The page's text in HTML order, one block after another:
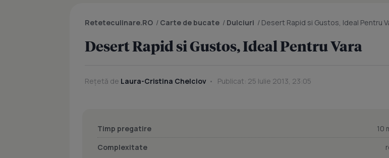
Reteteculinare.RO / Carte de bucate / Dulciuri / Desert Rapid si Gustos, Ideal Pentru
Desert Rapid si Gustos, Ideal Pentru Vara
Rețetă de Laura-Cristina Chelciov Publicat: 25 Iulie 2013, 23:05
Timp pregatire
10
Complexitate